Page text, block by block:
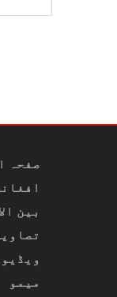
صفحہ
بین
ویڈیو
میمو